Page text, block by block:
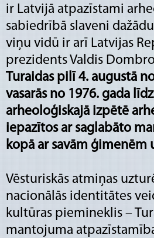
ir Latvijā atpazīstami
sabiedrībā slaveni
viņu vidū ir arī Latvijas
prezidents Valdis
Turaidas pilī 4. augustā
vasarās no 1976. gada
arheoloģiskajā izpētē
iepazītos ar saglabāto
kopā ar savām ģimenēm
Vēsturiskās atmiņas
nacionālās identitātes
kultūras piemineklis –
mantojuma